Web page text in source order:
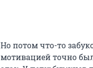
Но потом что-то
мотивацией точно